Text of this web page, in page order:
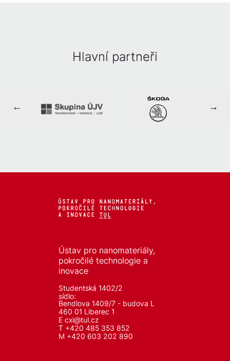
Hlavní partneři
Ústav pro nanomateriály,
pokročilé technologie a
inovace
Studentská 1402/2
sídlo:
Bendlova 1409/7 - budova L
460 01 Liberec 1
E cxi@tul.cz
T +420 485 353 852
M +420 603 202 890